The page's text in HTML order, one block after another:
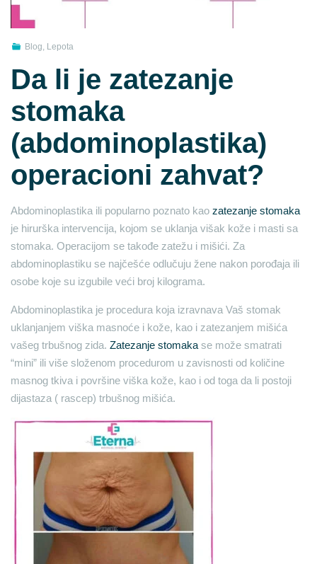
Blog, Lepota
Da li je zatezanje
stomaka
(abdominoplastika)
operacioni zahvat?
Abdominoplastika ili popularno poznato kao zatezanje stomaka
je hirurška intervencija, kojom se uklanja višak kože i masti sa
stomaka. Operacijom se takođe zatežu i mišići. Za
abdominoplastiku se najčešće odlučuju žene nakon porođaja ili
osobe koje su izgubile veći broj kilograma.
Abdominoplastika je procedura koja izravnava Vaš stomak
uklanjanjem viška masnoće i kože, kao i zatezanjem mišića
vašeg trbušnog zida. Zatezanje stomaka se može smatrati
“mini” ili više složenom procedurom u zavisnosti od količine
masnog tkiva i površine viška kože, kao i od toga da li postoji
dijastaza ( rascep) trbušnog mišića.